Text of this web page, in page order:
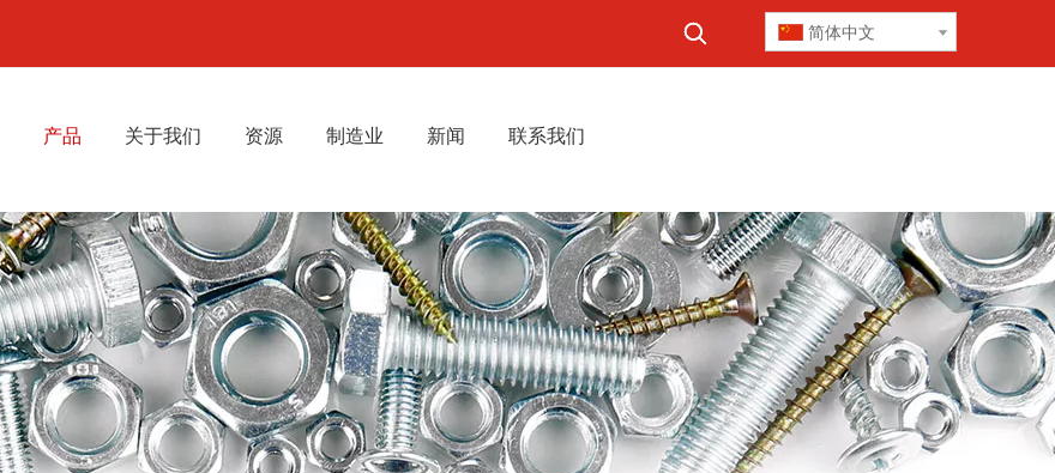
简体中文
产品 关于我们 资源 制造业 新闻 联系我们